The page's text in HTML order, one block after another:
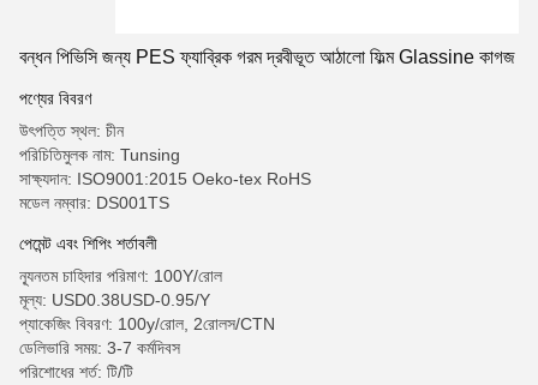
বন্ধন পিভিসি জন্য PES ফ্যাব্রিক গরম দ্রবীভূত আঠালো ফিল্ম Glassine কাগজ
পণ্যের বিবরণ
উৎপত্তি স্থল: চীন
পরিচিতিমুলক নাম: Tunsing
সাক্ষ্যদান: ISO9001:2015 Oeko-tex RoHS
মডেল নম্বার: DS001TS
পেমেন্ট এবং শিপিং শর্তাবলী
ন্যূনতম চাহিদার পরিমাণ: 100Y/রোল
মূল্য: USD0.38USD-0.95/Y
প্যাকেজিং বিবরণ: 100y/রোল, 2রোলস/CTN
ডেলিভারি সময়: 3-7 কর্মদিবস
পরিশোধের শর্ত: টি/টি